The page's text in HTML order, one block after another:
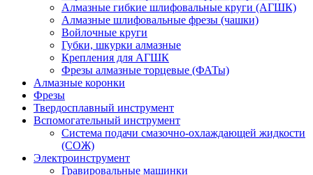
Алмазные гибкие шлифовальные круги (АГШК)
Алмазные шлифовальные фрезы (чашки)
Войлочные круги
Губки, шкурки алмазные
Крепления для АГШК
Фрезы алмазные торцевые (ФАТы)
Алмазные коронки
Фрезы
Твердосплавный инструмент
Вспомогательный инструмент
Система подачи смазочно-охлаждающей жидкости
(СОЖ)
Электроинструмент
Гравировальные машинки